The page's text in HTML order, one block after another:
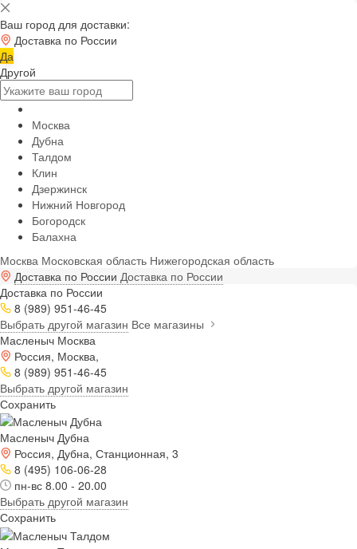
Ваш город для доставки:
Доставка по России
Да
Другой
Москва
Дубна
Талдом
Клин
Дзержинск
Нижний Новгород
Богородск
Балахна
Москва Московская область Нижегородская область
Доставка по России Доставка по России
Доставка по России
8 (989) 951-46-45
Выбрать другой магазин Все магазины
Масленыч Москва
Россия, Москва,
8 (989) 951-46-45
Выбрать другой магазин
Сохранить
Масленыч Дубна
Россия, Дубна, Станционная, 3
8 (495) 106-06-28
пн-вс 8.00 - 20.00
Выбрать другой магазин
Сохранить